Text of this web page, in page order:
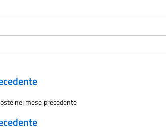
nel mese precedente